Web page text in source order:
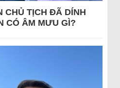
CHỦ TỊCH ĐÃ DÍNH
CÓ ÂM MƯU GÌ?